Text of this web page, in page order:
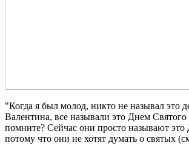
"Когда я был молод, никто не называл это
Валентина, все называли это Днем
помните? Сейчас они просто называют
потому что они не хотят думать о святых